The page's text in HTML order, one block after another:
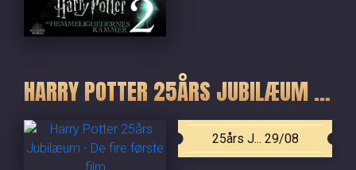
HARRY POTTER 25ÅRS JUBILÆUM - DE FIRE FØRSTE FILM
25års J... 29/08